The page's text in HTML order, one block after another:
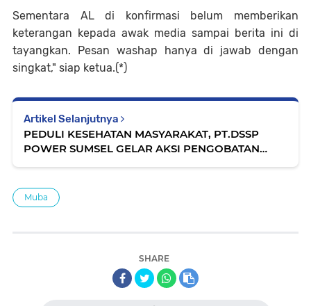
Sementara AL di konfirmasi belum memberikan
keterangan kepada awak media sampai berita ini di
tayangkan. Pesan washap hanya di jawab dengan
singkat," siap ketua.(*)
Artikel Selanjutnya
PEDULI KESEHATAN MASYARAKAT, PT.DSSP
POWER SUMSEL GELAR AKSI PENGOBATAN
Muba
SHARE